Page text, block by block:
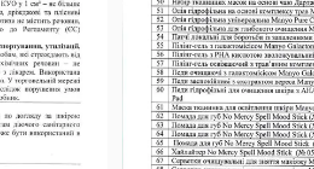
для всіх вікових груп з
віці — як підтримка
під anti-aging-рутину.
з фокусом на
— підходить і для
способом життя, які часто
Cleansing Milk для
очищення, яка
догляду — тонер,
засобом з SPF 30+ (а
використанні засобу з
синергічного ефекту